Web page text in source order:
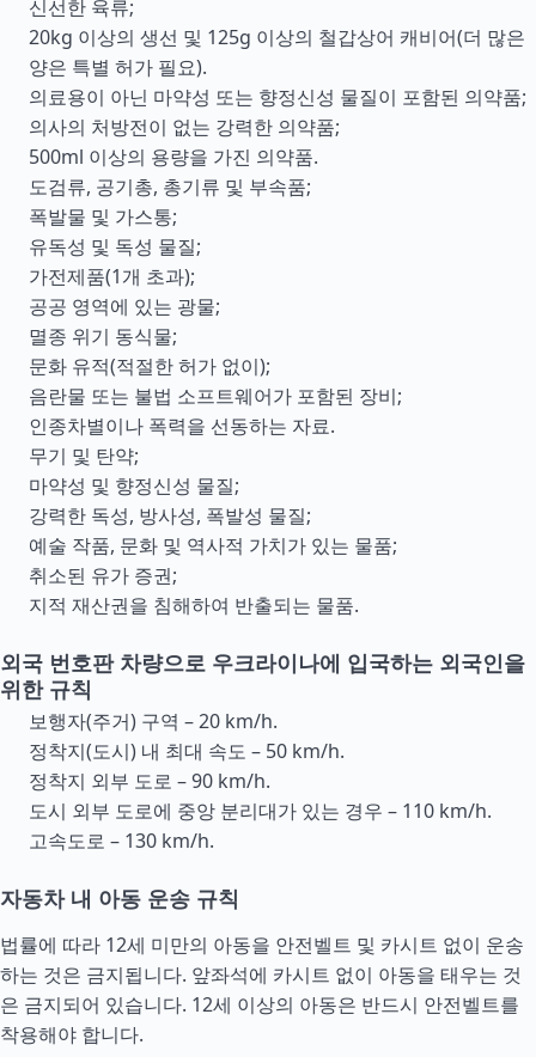
신선한 육류;
20kg 이상의 생선 및 125g 이상의 철갑상어 캐비어(더 많은
양은 특별 허가 필요).
의료용이 아닌 마약성 또는 향정신성 물질이 포함된 의약품;
의사의 처방전이 없는 강력한 의약품;
500ml 이상의 용량을 가진 의약품.
도검류, 공기총, 총기류 및 부속품;
폭발물 및 가스통;
유독성 및 독성 물질;
가전제품(1개 초과);
공공 영역에 있는 광물;
멸종 위기 동식물;
문화 유적(적절한 허가 없이);
음란물 또는 불법 소프트웨어가 포함된 장비;
인종차별이나 폭력을 선동하는 자료.
무기 및 탄약;
마약성 및 향정신성 물질;
강력한 독성, 방사성, 폭발성 물질;
예술 작품, 문화 및 역사적 가치가 있는 물품;
취소된 유가 증권;
지적 재산권을 침해하여 반출되는 물품.
외국 번호판 차량으로 우크라이나에 입국하는 외국인을
위한 규칙
보행자(주거) 구역 – 20 km/h.
정착지(도시) 내 최대 속도 – 50 km/h.
정착지 외부 도로 – 90 km/h.
도시 외부 도로에 중앙 분리대가 있는 경우 – 110 km/h.
고속도로 – 130 km/h.
자동차 내 아동 운송 규칙
법률에 따라 12세 미만의 아동을 안전벨트 및 카시트 없이 운송
하는 것은 금지됩니다. 앞좌석에 카시트 없이 아동을 태우는 것
은 금지되어 있습니다. 12세 이상의 아동은 반드시 안전벨트를
착용해야 합니다.